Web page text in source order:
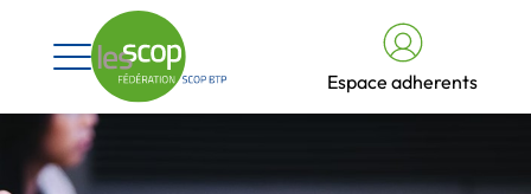
Espace adherents